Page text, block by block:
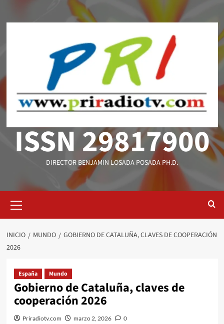
ISSN 29817900
DIRECTOR BENJAMIN LOSADA POSADA PH.D.
primario
INICIO MUNDO
GOBIERNO DE CATALUÑA, CLAVES DE COOPERACIÓN
2026
España Mundo
Gobierno de Cataluña, claves de
cooperación 2026
Priradiotv.com marzo 2, 2026 0